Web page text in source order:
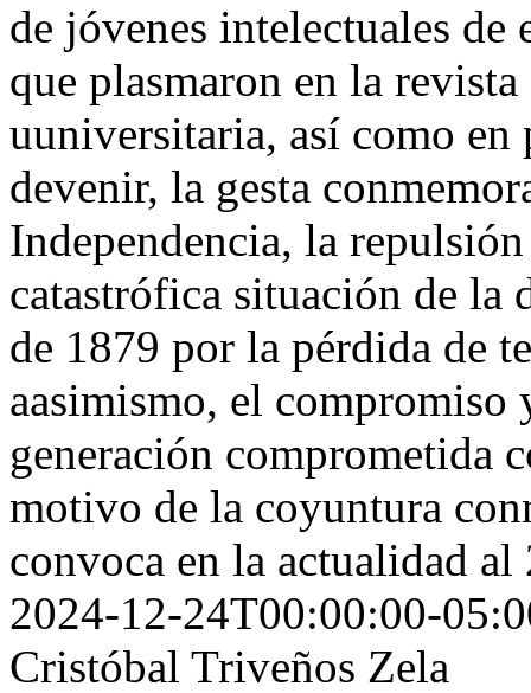
de jóvenes intelectuales de
que plasmaron en la
uuniversitaria, así como en
devenir, la gesta
Independencia, la
catastrófica situación de la
de 1879 por la pérdida de
aasimismo, el compromiso
generación comprometida
motivo de la coyuntura
convoca en la actualidad
2024-12-24T00:00:00-
Cristóbal Triveños Zela